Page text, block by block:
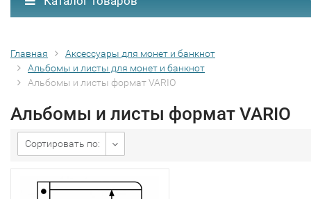
Главная
Аксессуары для монет и банкнот
Альбомы и листы для монет и банкнот
Альбомы и листы формат VARIO
Альбомы и листы формат VARIO
Сортировать по: